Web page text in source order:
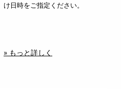
け日時をご指定ください。
» もっと詳しく